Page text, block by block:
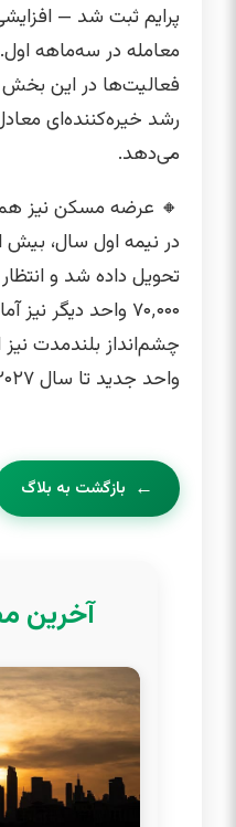
معامله در سه‌ماهه
فعالیت‌ها در این بخش
می‌دهد.
🔸 عرضه مسکن نیز
تحویل داده شد و
۷۰٬۰۰۰ واحد دیگر
واحد جدید تا سال ۲۰۲۷ حکایت دارد.
بازگشت به بلاگ
آخرین